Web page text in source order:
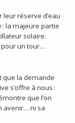
leur réserve d’eau
la majeure partie
solaire.
pour un tour…
que la demande
s’offre à nous :
que l’on
avenir… ni sa